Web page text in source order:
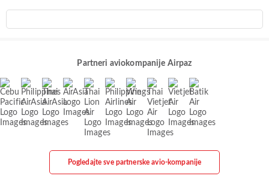
Partneri aviokompanije Airpaz
Pogledajte sve partnerske avio-kompanije